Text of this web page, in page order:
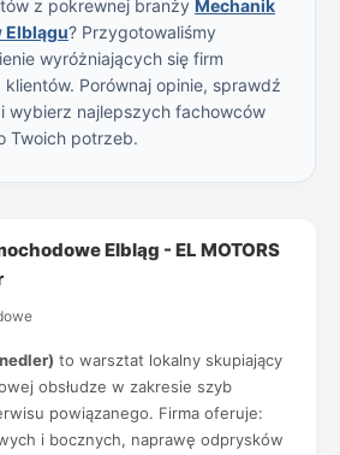
z pokrewnej branży Mechanik
Elblągu? Przygotowaliśmy
wyróżniających się firm
Porównaj opinie, sprawdź
wybierz najlepszych fachowców
Twoich potrzeb.
Elbląg - EL MOTORS
to warsztat lokalny skupiający
obsłudze w zakresie szyb
powiązanego. Firma oferuje:
i bocznych, naprawę odprysków